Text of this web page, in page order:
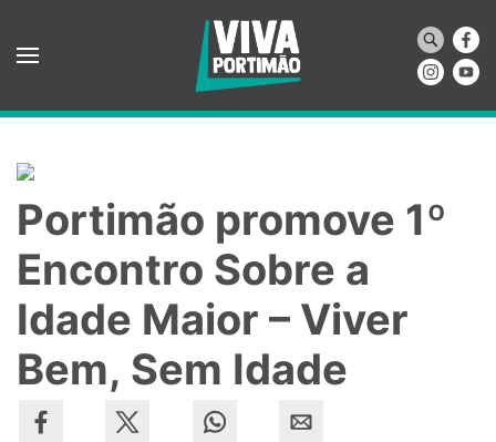
Saltar para o conteúdo principal
Portimão promove 1º
Encontro Sobre a
Idade Maior – Viver
Bem, Sem Idade